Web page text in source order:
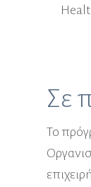
Σε
Το